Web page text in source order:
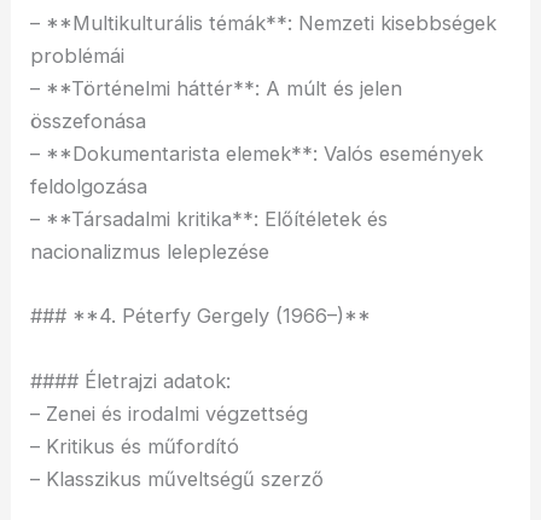
– **Multikulturális témák**: Nemzeti kisebbségek
problémái
– **Történelmi háttér**: A múlt és jelen
összefonása
– **Dokumentarista elemek**: Valós események
feldolgozása
– **Társadalmi kritika**: Előítéletek és
nacionalizmus leleplezése
### **4. Péterfy Gergely (1966–)**
#### Életrajzi adatok:
– Zenei és irodalmi végzettség
– Kritikus és műfordító
– Klasszikus műveltségű szerző